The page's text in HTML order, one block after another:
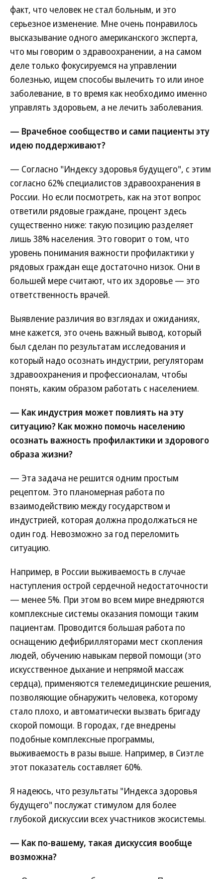
факт, что человек не стал больным, и это
серьезное изменение. Мне очень понравилось
высказывание одного американского эксперта,
что мы говорим о здравоохранении, а на самом
деле только фокусируемся на управлении
болезнью, ищем способы вылечить то или иное
заболевание, в то время как необходимо именно
управлять здоровьем, а не лечить заболевания.
— Врачебное сообщество и сами пациенты эту
идею поддерживают?
— Согласно "Индексу здоровья будущего", с этим
согласно 62% специалистов здравоохранения в
России. Но если посмотреть, как на этот вопрос
ответили рядовые граждане, процент здесь
существенно ниже: такую позицию разделяет
лишь 38% населения. Это говорит о том, что
уровень понимания важности профилактики у
рядовых граждан еще достаточно низок. Они в
большей мере считают, что их здоровье — это
ответственность врачей.
Выявление различия во взглядах и ожиданиях,
мне кажется, это очень важный вывод, который
был сделан по результатам исследования и
который надо осознать индустрии, регуляторам
здравоохранения и профессионалам, чтобы
понять, каким образом работать с населением.
— Как индустрия может повлиять на эту
ситуацию? Как можно помочь населению
осознать важность профилактики и здорового
образа жизни?
— Эта задача не решится одним простым
рецептом. Это планомерная работа по
взаимодействию между государством и
индустрией, которая должна продолжаться не
один год. Невозможно за год переломить
ситуацию.
Например, в России выживаемость в случае
наступления острой сердечной недостаточности
— менее 5%. При этом во всем мире внедряются
комплексные системы оказания помощи таким
пациентам. Проводится большая работа по
оснащению дефибрилляторами мест скопления
людей, обучению навыкам первой помощи (это
искусственное дыхание и непрямой массаж
сердца), применяются телемедицинские решения,
позволяющие обнаружить человека, которому
стало плохо, и автоматически вызвать бригаду
скорой помощи. В городах, где внедрены
подобные комплексные программы,
выживаемость в разы выше. Например, в Сиэтле
этот показатель составляет 60%.
Я надеюсь, что результаты "Индекса здоровья
будущего" послужат стимулом для более
глубокой дискуссии всех участников экосистемы.
— Как по-вашему, такая дискуссия вообще
возможна?